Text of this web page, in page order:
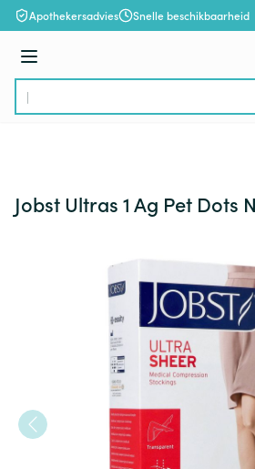
Ga naar de inhoud
Apothekersadvies Snelle beschikbaarheid
Menu
Product, merk, categorie...
Jobst Ultras 1 Ag Pet Dots